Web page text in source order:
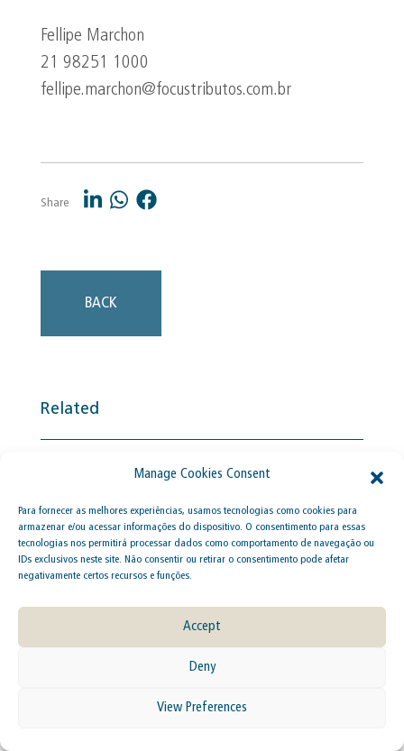
Para fornecer as melhores experiências, usamos tecnologias como cookies para
armazenar e/ou acessar informações do dispositivo. O consentimento para essas
tecnologias nos permitirá processar dados como comportamento de navegação ou
IDs exclusivos neste site. Não consentir ou retirar o consentimento pode afetar
negativamente certos recursos e funções.
Accept
Deny
View Preferences
BACK
Fellipe Marchon
21 98251 1000
fellipe.marchon@focustributos.com.br
Share
Related
PRINCIPAIS NOTÍCIAS E
ATUALIZAÇÕES TRIBUTÁRIAS
CONVÊNIO ICMS Nº 178/23 –
CONFAZ PUBLICA NOVO CONVÊNIO
SOBRE TRANSFERÊNCIAS